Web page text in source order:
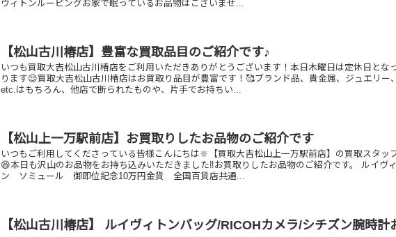
ヴィトンルーピングお家で眠っているお品物はございませ...
【松山古川椿店】豊富な買取品目のご紹介です♪
いつも買取大吉松山古川椿店をご利用いただきありがとうございます！本日木曜日は定休日とな
ります😌買取大吉松山古川椿店はお買取り品目が豊富です！🥰ブランド品、貴金属、ジュエリー
etc.はもちろん、他店で断られたものや、片手でお持ちい...
【松山上一万駅前店】お買取りしたお品物のご紹介です
いつもご利用してくださっている皆様こんにちは🔆【買取大吉松山上一万駅前店】の買取スタッ
😆本日も沢山のお品物をお持ち込みいただきました‼️お買取りしたお品物のご紹介です。 ルイヴ
ン ソミュール 御即位記念10万円金貨 全国百貨店共通...
【松山古川椿店】 ルイヴィトンバッグ/RICOHカメラ/シチズン腕時計